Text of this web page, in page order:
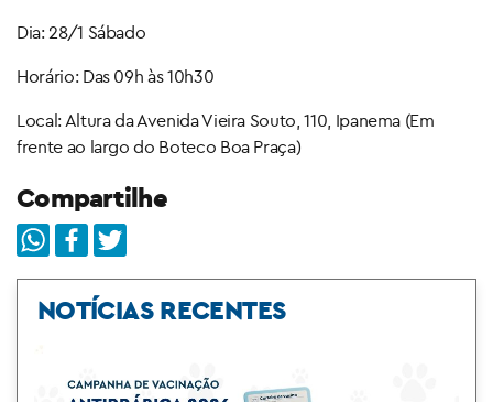
Dia: 28/1 Sábado
Horário: Das 09h às 10h30
Local: Altura da Avenida Vieira Souto, 110, Ipanema (Em
frente ao largo do Boteco Boa Praça)
Compartilhe
NOTÍCIAS RECENTES